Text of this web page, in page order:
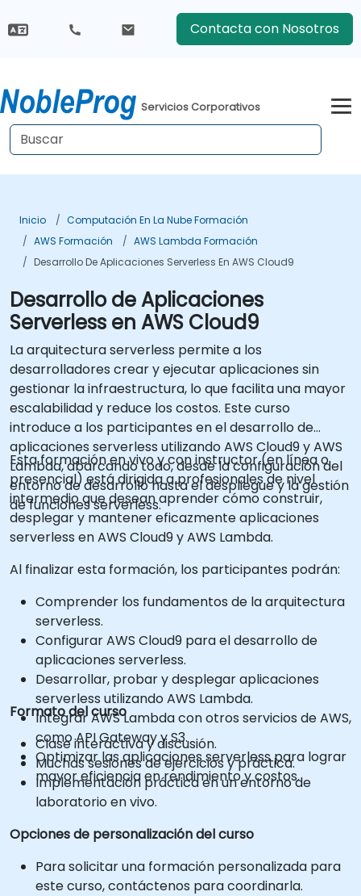
Contacta con Nosotros
Servicios Corporativos
Inicio
Computación En La Nube Formación
AWS Formación
AWS Lambda Formación
Desarrollo De Aplicaciones Serverless En AWS Cloud9
Desarrollo de Aplicaciones
Serverless en AWS Cloud9
La arquitectura serverless permite a los
desarrolladores crear y ejecutar aplicaciones sin
gestionar la infraestructura, lo que facilita una mayor
escalabilidad y reduce los costos. Este curso
introduce a los participantes en el desarrollo de
aplicaciones serverless utilizando AWS Cloud9 y AWS
Lambda, abarcando todo, desde la configuración del
entorno de desarrollo hasta el despliegue y la gestión
de funciones serverless.
Esta formación en vivo y con instructor (en línea o
presencial) está dirigida a profesionales de nivel
intermedio que desean aprender cómo construir,
desplegar y mantener eficazmente aplicaciones
serverless en AWS Cloud9 y AWS Lambda.
Al finalizar esta formación, los participantes podrán:
Comprender los fundamentos de la arquitectura
serverless.
Configurar AWS Cloud9 para el desarrollo de
aplicaciones serverless.
Desarrollar, probar y desplegar aplicaciones
serverless utilizando AWS Lambda.
Integrar AWS Lambda con otros servicios de AWS,
como API Gateway y S3.
Optimizar las aplicaciones serverless para lograr
mayor eficiencia en rendimiento y costos.
Formato del curso
Clase interactiva y discusión.
Muchas sesiones de ejercicios y práctica.
Implementación práctica en un entorno de
laboratorio en vivo.
Opciones de personalización del curso
Para solicitar una formación personalizada para
este curso, contáctenos para coordinarla.